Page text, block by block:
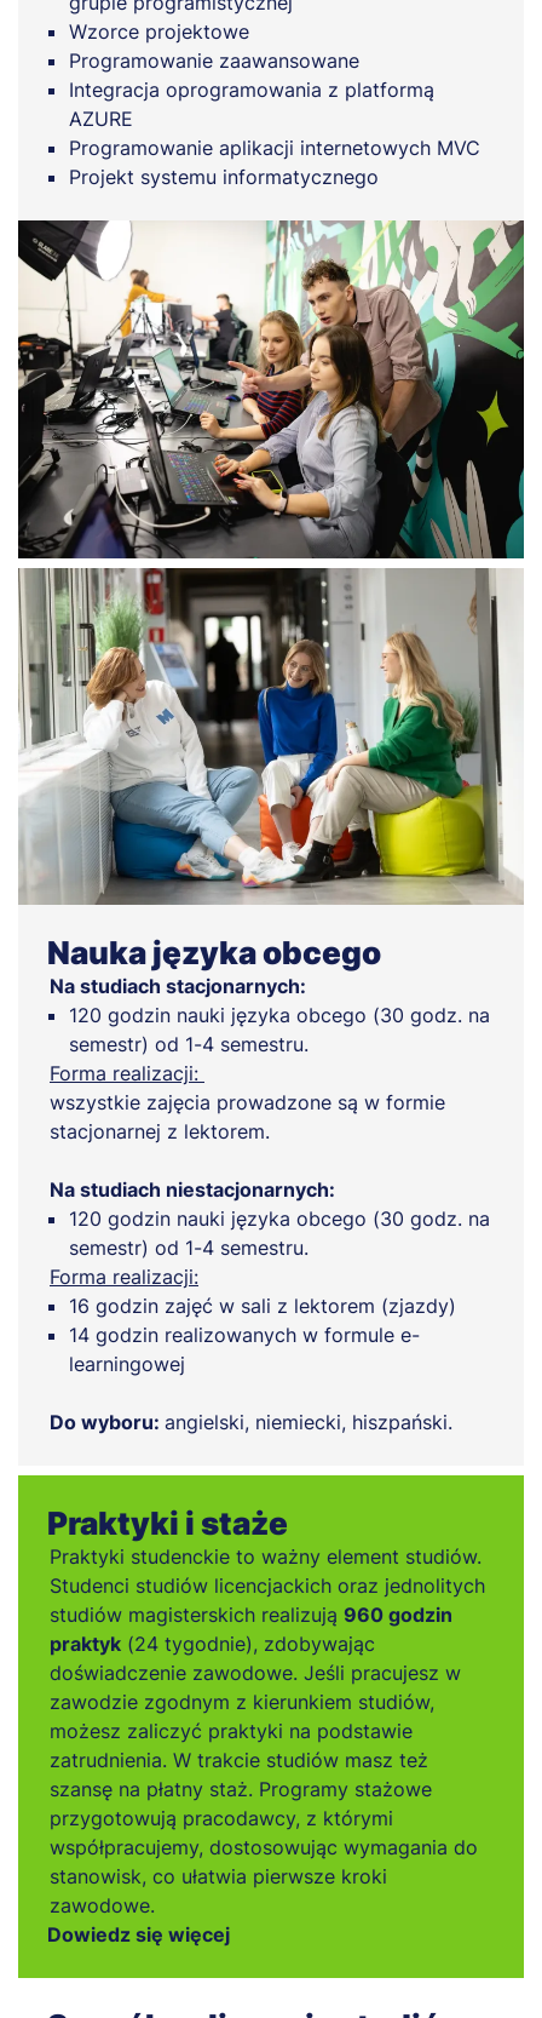
Wzorce projektowe
Programowanie zaawansowane
Integracja oprogramowania z platformą
AZURE
Programowanie aplikacji internetowych MVC
Projekt systemu informatycznego
Nauka języka obcego
Na studiach stacjonarnych:
120 godzin nauki języka obcego (30 godz. na
semestr) od 1-4 semestru.
Forma realizacji:
wszystkie zajęcia prowadzone są w formie
stacjonarnej z lektorem.
Na studiach niestacjonarnych:
120 godzin nauki języka obcego (30 godz. na
semestr) od 1-4 semestru.
Forma realizacji:
16 godzin zajęć w sali z lektorem (zjazdy)
14 godzin realizowanych w formule e-
learningowej
Do wyboru: angielski, niemiecki, hiszpański.
Praktyki i staże
Praktyki studenckie to ważny element studiów.
Studenci studiów licencjackich oraz jednolitych
studiów magisterskich realizują 960 godzin
praktyk (24 tygodnie), zdobywając
doświadczenie zawodowe. Jeśli pracujesz w
zawodzie zgodnym z kierunkiem studiów,
możesz zaliczyć praktyki na podstawie
zatrudnienia. W trakcie studiów masz też
szansę na płatny staż. Programy stażowe
przygotowują pracodawcy, z którymi
współpracujemy, dostosowując wymagania do
stanowisk, co ułatwia pierwsze kroki
zawodowe.
Dowiedz się więcej